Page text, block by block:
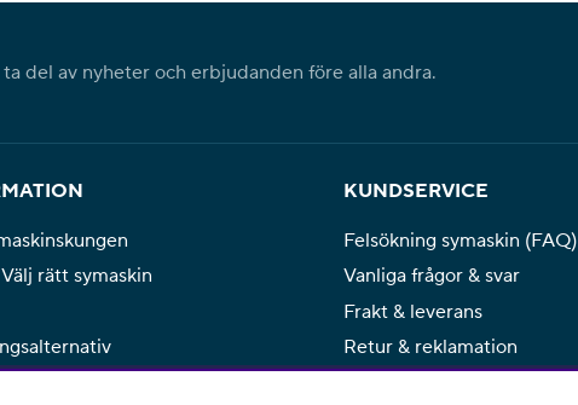
del av nyheter och erbjudanden före alla andra.
rätt symaskin
KUNDSERVICE
Felsökning symaskin (FAQ)
Vanliga frågor & svar
Frakt & leverans
Retur & reklamation